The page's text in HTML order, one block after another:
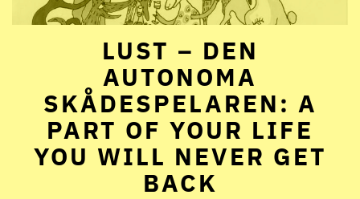
LUST – DEN
AUTONOMA
SKÅDESPELAREN: A
PART OF YOUR LIFE
YOU WILL NEVER GET
BACK